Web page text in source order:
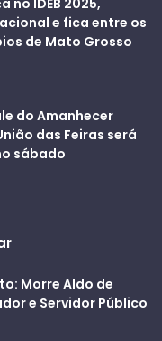
no IDEB 2025,
e fica entre os
de Mato Grosso
do Amanhecer
das Feiras será
sábado
Morre Aldo de
e Servidor Público